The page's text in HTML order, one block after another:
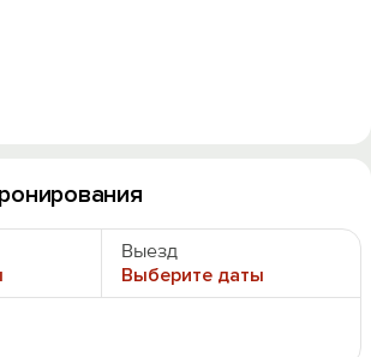
Выезд
Выберите даты